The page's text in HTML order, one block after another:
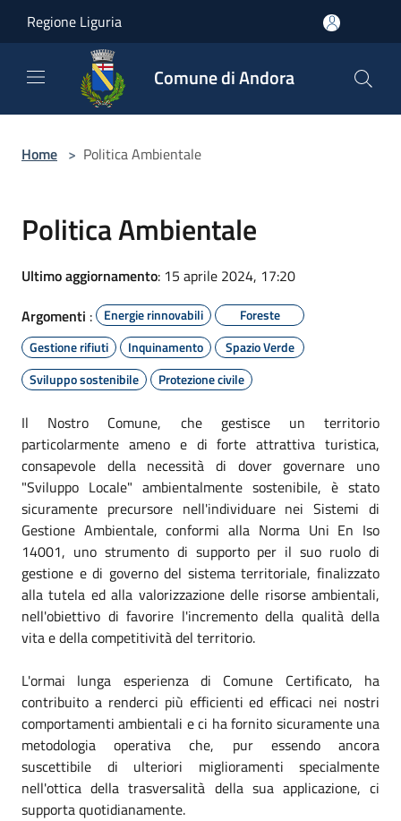
Regione Liguria
Comune di Andora
Home > Politica Ambientale
Politica Ambientale
Ultimo aggiornamento: 15 aprile 2024, 17:20
Argomenti : Energie rinnovabili
Foreste
Gestione rifiuti
Inquinamento
Spazio Verde
Sviluppo sostenibile
Protezione civile
Il Nostro Comune, che gestisce un territorio
particolarmente ameno e di forte attrattiva turistica,
consapevole della necessità di dover governare uno
"Sviluppo Locale" ambientalmente sostenibile, è stato
sicuramente precursore nell'individuare nei Sistemi di
Gestione Ambientale, conformi alla Norma Uni En Iso
14001, uno strumento di supporto per il suo ruolo di
gestione e di governo del sistema territoriale, finalizzato
alla tutela ed alla valorizzazione delle risorse ambientali,
nell'obiettivo di favorire l'incremento della qualità della
vita e della competitività del territorio.
L'ormai lunga esperienza di Comune Certificato, ha
contribuito a renderci più efficienti ed efficaci nei nostri
comportamenti ambientali e ci ha fornito sicuramente una
metodologia operativa che, pur essendo ancora
suscettibile di ulteriori miglioramenti specialmente
nell'ottica della trasversalità della sua applicazione, ci
supporta quotidianamente.